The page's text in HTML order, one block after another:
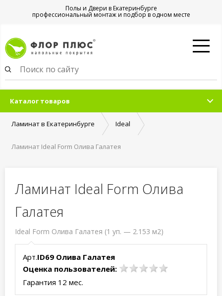
Полы и Двери в Екатеринбурге
профессиональный монтаж и подбор в одном месте
Каталог товаров
Ламинат в Екатеринбурге Ideal
Ламинат Ideal Form Олива Галатея
Ламинат Ideal Form Олива
Галатея
Ideal Form Олива Галатея (1 уп. — 2.153 м2)
Арт.ID69 Олива Галатея
Оценка пользователей:
Гарантия 12 мес.